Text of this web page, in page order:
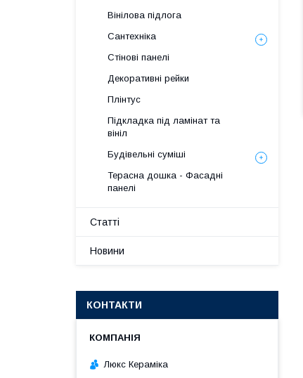
Вінілова підлога
Сантехніка
Стінові панелі
Декоративні рейки
Плінтус
Підкладка під ламінат та
вініл
Будівельні суміші
Терасна дошка - Фасадні
панелі
Статті
Новини
КОНТАКТИ
Люкс Кераміка